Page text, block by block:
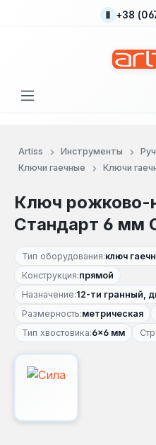
Перейти к основному
+38
Artiss Инструменты
Ключи гаечные
Ключи
Ключ рожково-
Стандарт 6 мм
Тип оборудования:ключ
Конструкция:прямой
Назначение:12-ти гранный,
Размерность:метрическая
Тип хвостовика:6×6 мм